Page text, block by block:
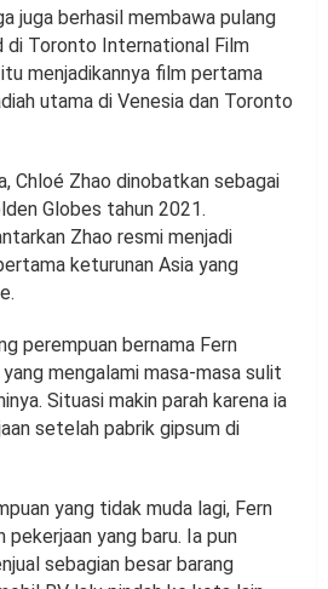
juga berhasil membawa pulang
di Toronto International Film
menjadikannya film pertama
utama di Venesia dan Toronto
Chloé Zhao dinobatkan sebagai
Globes tahun 2021.
Zhao resmi menjadi
keturunan Asia yang
perempuan bernama Fern
mengalami masa-masa sulit
Situasi makin parah karena ia
setelah pabrik gipsum di
yang tidak muda lagi, Fern
yang baru. Ia pun
sebagian besar barang